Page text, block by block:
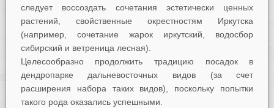
следует воссоздать сочетания эстетически ценных
растений, свойственные окрестностям Иркутска
(например, сочетание жарок иркутский, водосбор
сибирский и ветреница лесная).
Целесообразно продолжить традицию посадок в
дендропарке дальневосточных видов (за счет
расширения набора таких видов), поскольку попытки
такого рода оказались успешными.